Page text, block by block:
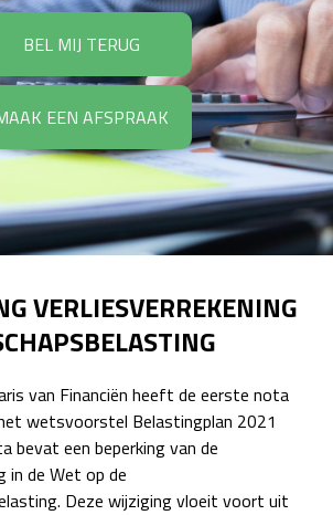
BEL MIJ TERUG
EEN AFSPRAAK
VERLIESVERREKENING
van Financiën heeft de eerste nota
wetsvoorstel Belastingplan 2021
bevat een beperking van de
in de Wet op de
Deze wijziging vloeit voort uit